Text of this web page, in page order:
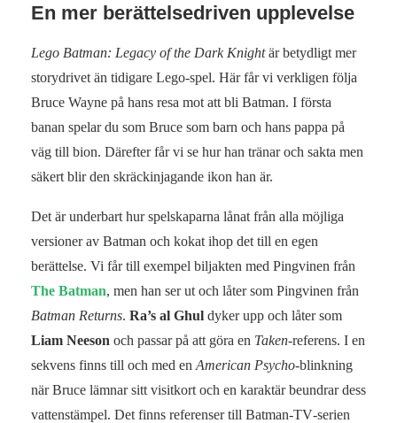
En mer berättelsedriven upplevelse
Lego Batman: Legacy of the Dark Knightär betydligt mer
storydrivet än tidigare Lego‑spel. Här får vi verkligen följa
Bruce Wayne på hans resa mot att bli Batman. I första
banan spelar du som Bruce som barn och hans pappa på
väg till bion. Därefter får vi se hur han tränar och sakta men
säkert blir den skräckinjagande ikon han är.
Det är underbart hur spelskaparna lånat från alla möjliga
versioner av Batman och kokat ihop det till en egen
berättelse. Vi får till exempel biljakten med Pingvinen från
The Batman, men han ser ut och låter som Pingvinen från
Batman Returns. Ra’s al Ghul dyker upp och låter som
Liam Neeson och passar på att göra en Taken-referens. I en
sekvens finns till och med en American Psycho-blinkning
när Bruce lämnar sitt visitkort och en karaktär beundrar dess
vattenstämpel. Det finns referenser till Batman‑TV‑serien